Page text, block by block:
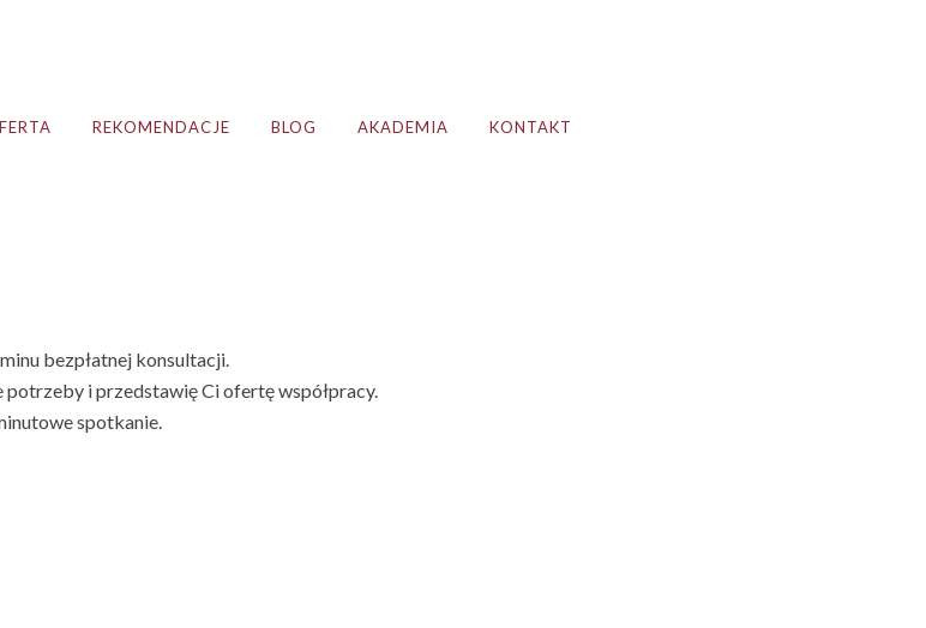
REKOMENDACJE BLOG AKADEMIA KONTAKT
bezpłatnej konsultacji.
i przedstawię Ci ofertę współpracy.
spotkanie.